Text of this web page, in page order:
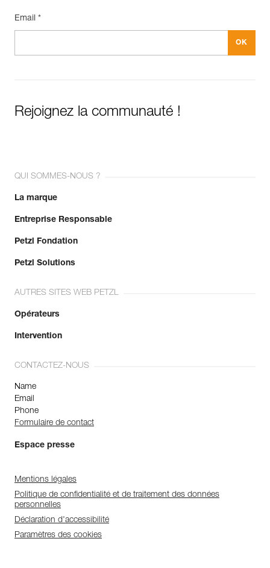
Email *
Rejoignez la communauté !
QUI SOMMES-NOUS ?
La marque
Entreprise Responsable
Petzl Fondation
Petzl Solutions
AUTRES SITES WEB PETZL
Opérateurs
Intervention
CONTACTEZ-NOUS
Name
Email
Phone
Formulaire de contact
Espace presse
Mentions légales
Politique de confidentialité et de traitement des données
personnelles
Déclaration d'accessibilité
Paramètres des cookies